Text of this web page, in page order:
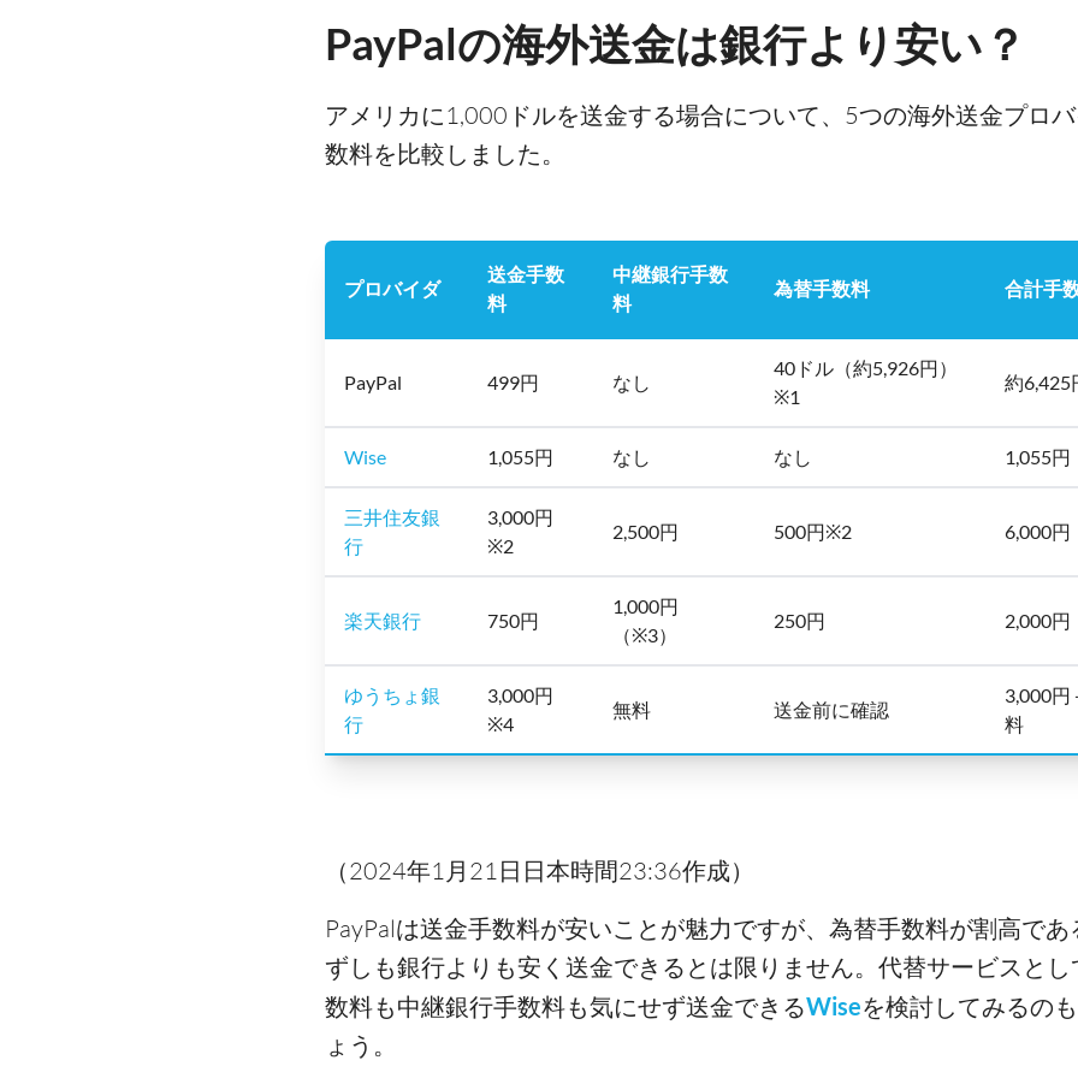
PayPalの海外送金は銀行より安い？
アメリカに1,000ドルを送金する場合について、5つの海外送金プロ
数料を比較しました。
プロバイダ
送金手数
料
中継銀行手数
料
為替手数料 合計手
PayPal 499円 なし
40ドル（約5,926円）
※1
約6,425
Wise 1,055円 なし なし 1,055円
三井住友銀
行
3,000円
※2
2,500円 500円※2 6,000円
楽天銀行 750円
1,000円
（※3）
250円 2,000円
ゆうちょ銀
行
3,000円
※4
無料 送金前に確認
3,000円
料
（2024年1月21日日本時間23:36作成）
PayPalは送金手数料が安いことが魅力ですが、為替手数料が割高で
ずしも銀行よりも安く送金できるとは限りません。代替サービスと
数料も中継銀行手数料も気にせず送金できるWiseを検討してみるの
ょう。